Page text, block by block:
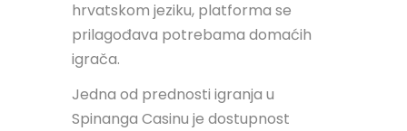
hrvatskom jeziku, platforma se
prilagođava potrebama domaćih
igrača.
Jedna od prednosti igranja u
Spinanga Casinu je dostupnost